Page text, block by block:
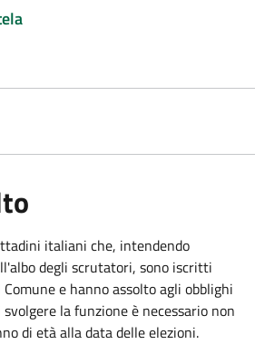
italiani che, intendendo
degli scrutatori, sono iscritti
e hanno assolto agli obblighi
la funzione è necessario non
di età alla data delle elezioni.